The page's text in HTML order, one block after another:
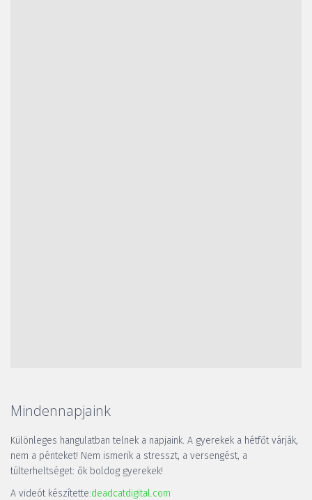
Mindennapjaink
Különleges hangulatban telnek a napjaink. A gyerekek a hétfőt várják,
nem a pénteket! Nem ismerik a stresszt, a versengést, a
túlterheltséget: ők boldog gyerekek!
A videót készítette:deadcatdigital.com